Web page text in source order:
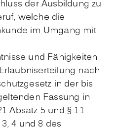
der Ausbildung zu
welche die
im Umgang mit
und Fähigkeiten
nach
in der bis
Fassung in
Absatz 5 und § 11
4 und 8 des